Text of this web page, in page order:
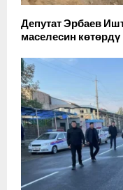
Депутат Эрбаев
маселесин көтөрдү